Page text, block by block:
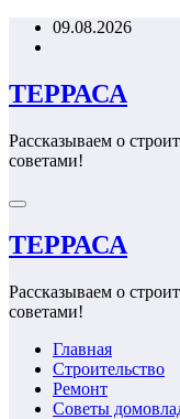
Перейти09.08.2026
ТЕРРАСА
Рассказываем о
советами!
ТЕРРАСА
Рассказываем о
советами!
Главная
Строительство
Ремонт
Советы